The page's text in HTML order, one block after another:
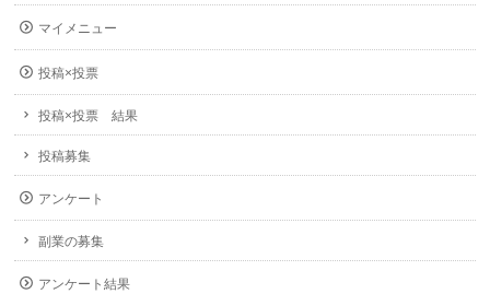
マイメニュー
投稿×投票
投稿×投票 結果
投稿募集
アンケート
副業の募集
アンケート結果